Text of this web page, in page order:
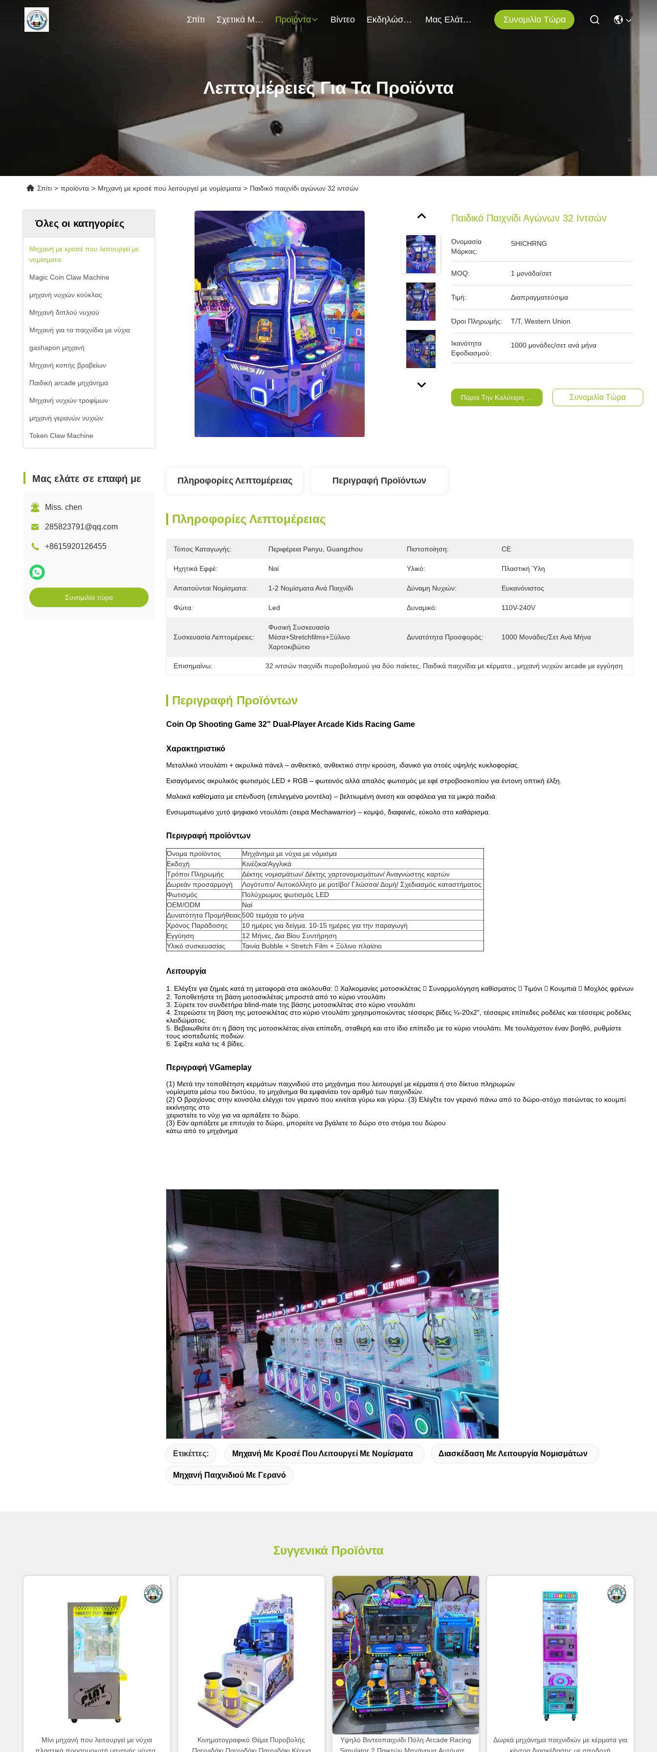
Σπίτι Σχετικά Με Εμάς Προϊόντα Βίντεο Εκδηλώσεις Μας Ελάτε Σε Επαφή Με Συνομιλία Τώρα
Λεπτομέρειες Για Τα Προϊόντα
Σπίτι > προϊόντα > Μηχανή με κροσέ που λειτουργεί με νομίσματα > Παιδικό παιχνίδι αγώνων 32 ιντσών
Όλες οι κατηγορίες
Μηχανή με κροσέ που λειτουργεί με
νομίσματα
Magic Coin Claw Machine
μηχανή νυχιών κούκλας
Μηχανή διπλού νυχιού
Μηχανή για τα παιχνίδια με νύχια
gashapon μηχανή
Μηχανή κοπής βραβείων
Παιδική arcade μηχάνημα
Μηχανή νυχιών τροφίμων
μηχανή γερανών νυχιών
Token Claw Machine
Μας ελάτε σε επαφή με
Miss. chen
285823791@qq.com
+8615920126455
Συνομιλία τώρα
Παιδικό Παιχνίδι Αγώνων 32 Ιντσών
Ονομασία
Μάρκας:
SHICHRNG
MOQ: 1 μονάδα/σετ
Τιμή: Διαπραγματεύσιμα
Όροι Πληρωμής: T/T, Western Union
Ικανότητα
Εφοδιασμού:
1000 μονάδες/σετ ανά μήνα
Πάρτε Την Καλύτερη Τιμή Συνομιλία Τώρα
Πληροφορίες Λεπτομέρειας Περιγραφή Προϊόντων
Πληροφορίες Λεπτομέρειας
Τόπος Καταγωγής: Περιφέρεια Panyu, Guangzhou Πιστοποίηση: CE
Ηχητικά Εφφέ: Ναί Υλικό: Πλαστική Ύλη
Απαιτούνται Νομίσματα: 1-2 Νομίσματα Ανά Παιχνίδι Δύναμη Νυχιών: Ευκανόνιστος
Φώτα: Led Δυναμικό: 110V-240V
Συσκευασία Λεπτομέρειες:
Φυσική Συσκευασία
Μέσα+stretchfilms+ξύλινο
Χαρτοκιβώτιο
Δυνατότητα Προσφοράς: 1000 Μονάδες/σετ Ανά Μήνα
Επισημαίνω: 32 ιντσών παιχνίδι πυροβολισμού για δύο παίκτες Παιδικά παιχνίδια με κέρματα. μηχανή νυχιών arcade με εγγύηση
Περιγραφή Προϊόντων
Coin Op Shooting Game 32" Dual-Player Arcade Kids Racing Game
Χαρακτηριστικό
Μεταλλικό ντουλάπι + ακρυλικά πάνελ – ανθεκτικό, ανθεκτικό στην κρούση, ιδανικό για στοές υψηλής κυκλοφορίας.
Εισαγόμενος ακρυλικός φωτισμός LED + RGB – φωτεινός αλλά απαλός φωτισμός με εφέ στροβοσκοπίου για έντονη οπτική έλξη.
Μαλακά καθίσματα με επένδυση (επιλεγμένα μοντέλα) – βελτιωμένη άνεση και ασφάλεια για τα μικρά παιδιά.
Ενσωματωμένο χυτό ψηφιακό ντουλάπι (σειρά Mechawarrior) – κομψό, διαφανές, εύκολο στο καθάρισμα.
Περιγραφή προϊόντων
Όνομα προϊόντος
Μηχάνημα με νύχια με νόμισμα
Εκδοχή
Κινέζικα/Αγγλικά
Τρόποι Πληρωμής
Δέκτης νομισμάτων/ Δέκτης χαρτονομισμάτων/ Αναγνώστης καρτών
Δωρεάν προσαρμογή
Λογότυπο/ Αυτοκόλλητο με μοτίβο/ Γλώσσα/ Δομή/ Σχεδιασμός καταστήματος
Φωτισμός
Πολύχρωμος φωτισμός LED
OEM/ODM
Ναί
Δυνατότητα Προμήθειας500 τεμάχια το μήνα
Χρόνος Παράδοσης
10 ημέρες για δείγμα. 10-15 ημέρες για την παραγωγή
Εγγύηση
12 Μήνες, Δια Βίου Συντήρηση
Υλικό συσκευασίας
Ταινία Bubble + Stretch Film + Ξύλινο πλαίσιο
Λειτουργία
1. Ελέγξτε για ζημιές κατά τη μεταφορά στα ακόλουθα:  Χαλκομανίες μοτοσικλέτας  Συναρμολόγηση καθίσματος  Τιμόνι  Κουμπιά  Μοχλός φρένων
2. Τοποθετήστε τη βάση μοτοσικλέτας μπροστά από το κύριο ντουλάπι
3. Σύρετε τον συνδετήρα blind-mate της βάσης μοτοσικλέτας στο κύριο ντουλάπι
4. Στερεώστε τη βάση της μοτοσικλέτας στο κύριο ντουλάπι χρησιμοποιώντας τέσσερις βίδες ¼-20x2", τέσσερις επίπεδες ροδέλες και τέσσερις ροδέλες
κλειδώματος.
5. Βεβαιωθείτε ότι η βάση της μοτοσικλέτας είναι επίπεδη, σταθερή και στο ίδιο επίπεδο με το κύριο ντουλάπι. Με τουλάχιστον έναν βοηθό, ρυθμίστε
τους ισοπεδωτές ποδιών.
6. Σφίξτε καλά τις 4 βίδες.
Περιγραφή VGameplay
(1) Μετά την τοποθέτηση κερμάτων παιχνιδιού στο μηχάνημα που λειτουργεί με κέρματα ή στο δίκτυο πληρωμών
νομίσματα μέσω του δικτύου, το μηχάνημα θα εμφανίσει τον αριθμό των παιχνιδιών.
(2) Ο βραχίονας στην κονσόλα ελέγχει τον γερανό που κινείται γύρω και γύρω. (3) Ελέγξτε τον γερανό πάνω από το δώρο-στόχο πατώντας το κουμπί
εκκίνησης στο
χειριστείτε το νύχι για να αρπάξετε το δώρο.
(3) Εάν αρπάξετε με επιτυχία το δώρο, μπορείτε να βγάλετε το δώρο στο στόμα του δώρου
κάτω από το μηχάνημα
Ετικέττες: Μηχανή Με Κροσέ Που Λειτουργεί Με Νομίσματα Διασκέδαση Με Λειτουργία Νομισμάτων
Μηχανή Παιχνιδιού Με Γερανό
Συγγενικά Προϊόντα
Μίνι μηχανή που λειτουργεί με νύχια
Κινηματογραφικό Θέμα Πυροβολής
Υψηλό Βιντεοπαιχνίδι Πόλη Arcade Racing
Δωρεά μηχάνημα παιχνιδιών με κέρματα για